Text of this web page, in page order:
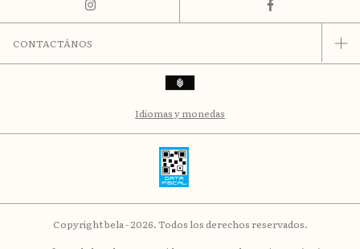
CONTACTÁNOS
Idiomas y monedas
Copyright bela - 2026. Todos los derechos reservados.